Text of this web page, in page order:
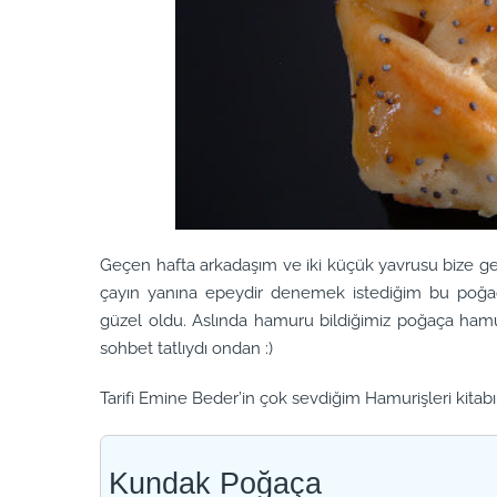
Geçen hafta arkadaşım ve iki küçük yavrusu bize
çayın yanına epeydir denemek istediğim bu
güzel oldu. Aslında hamuru bildiğimiz poğaça
sohbet tatlıydı ondan :)
Tarifi Emine Beder’in çok sevdiğim Hamurişleri
Kundak Poğaça